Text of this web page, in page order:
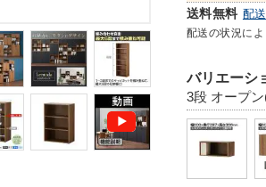
送料無料 配
配送の状況によ
バリエーシ
3段 オープ